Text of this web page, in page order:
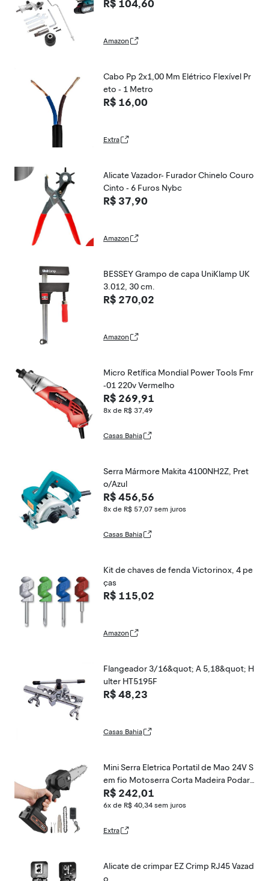
ra Para Corte De Folhas De Metal De Pa
R$ 104,60
Amazon
Cabo Pp 2x1,00 Mm Elétrico Flexível Pr
eto - 1 Metro
R$ 16,00
Extra
Alicate Vazador- Furador Chinelo Couro
Cinto - 6 Furos Nybc
R$ 37,90
Amazon
BESSEY Grampo de capa UniKlamp UK
3.012, 30 cm.
R$ 270,02
Amazon
Micro Retífica Mondial Power Tools Fmr
-01 220v Vermelho
R$ 269,91
8x de R$ 37,49
Casas Bahia
Serra Mármore Makita 4100NH2Z, Pret
o/Azul
R$ 456,56
8x de R$ 57,07 sem juros
Casas Bahia
Kit de chaves de fenda Victorinox, 4 pe
ças
R$ 115,02
Amazon
Flangeador 3/16&quot; A 5,18&quot; H
ulter HT5195F
R$ 48,23
Casas Bahia
Mini Serra Eletrica Portatil de Mao 24V S
em fio Motoserra Corta Madeira Podar
Lenha Carpintaria Arvore Galhos Bambu
Jardinagem
R$ 242,01
6x de R$ 40,34 sem juros
Extra
Alicate de crimpar EZ Crimp RJ45 Vazad
o